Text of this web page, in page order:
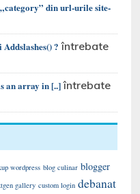
din url-urile site-
? întrebate
an array in [..]întrebate
wordpress blog culinar blogger
gallery custom login debanat